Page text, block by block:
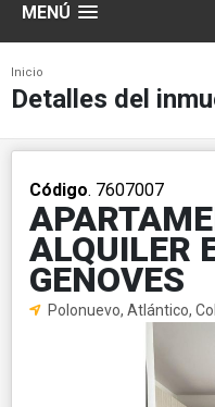
MENÚ
Inicio
Detalles del
Código. 7607007
ALQUILER
GENOVES
Polonuevo, Atlántico,